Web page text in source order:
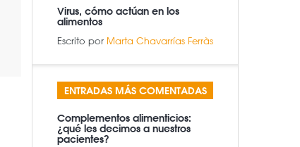
Virus, cómo actúan en los
alimentos
Escrito por Marta Chavarrías Ferràs
ENTRADAS MÁS COMENTADAS
Complementos alimenticios:
¿qué les decimos a nuestros
pacientes?